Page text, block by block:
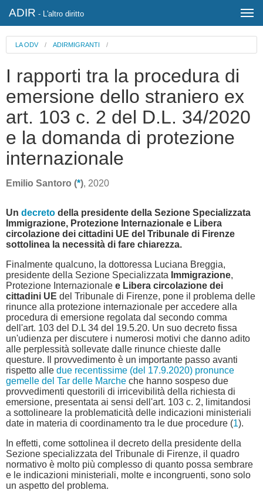
ADIR - L'altro diritto
LA ODV/ ADIRMIGRANTI /
I rapporti tra la procedura di
emersione dello straniero ex
art. 103 c. 2 del D.L. 34/2020
e la domanda di protezione
internazionale
Emilio Santoro (*), 2020
Un decreto della presidente della Sezione Specializzata
Immigrazione, Protezione Internazionale e Libera
circolazione dei cittadini UE del Tribunale di Firenze
sottolinea la necessità di fare chiarezza.
Finalmente qualcuno, la dottoressa Luciana Breggia,
presidente della Sezione Specializzata Immigrazione,
Protezione Internazionale e Libera circolazione dei
cittadini UE del Tribunale di Firenze, pone il problema delle
rinunce alla protezione internazionale per accedere alla
procedura di emersione regolata dal secondo comma
dell'art. 103 del D.L 34 del 19.5.20. Un suo decreto fissa
un'udienza per discutere i numerosi motivi che danno adito
alle perplessità sollevate dalle rinunce chieste dalle
questure. Il provvedimento è un importante passo avanti
rispetto alle due recentissime (del 17.9.2020) pronunce
gemelle del Tar delle Marche che hanno sospeso due
provvedimenti questorili di irricevibilità della richiesta di
emersione, presentata ai sensi dell'art. 103 c. 2, limitandosi
a sottolineare la problematicità delle indicazioni ministeriali
date in materia di coordinamento tra le due procedure (1).
In effetti, come sottolinea il decreto della presidente della
Sezione specializzata del Tribunale di Firenze, il quadro
normativo è molto più complesso di quanto possa sembrare
e le indicazioni ministeriali, molte e incongruenti, sono solo
un aspetto del problema.